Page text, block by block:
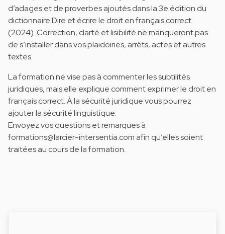
d’adages et de proverbes ajoutés dans la 3e édition du
dictionnaire Dire et écrire le droit en français correct
(2024). Correction, clarté et lisibilité ne manqueront pas
de s’installer dans vos plaidoiries, arrêts, actes et autres
textes.
La formation ne vise pas à commenter les subtilités
juridiques, mais elle explique comment exprimer le droit en
français correct. À la sécurité juridique vous pourrez
ajouter la sécurité linguistique.
Envoyez vos questions et remarques à
formations@larcier-intersentia.com afin qu’elles soient
traitées au cours de la formation.